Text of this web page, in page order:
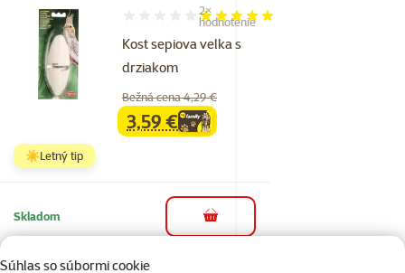
Súhlas so súbormi cookie
Kost sepiova velka s
drziakom
Hodnotenie 100%, počet hodnotení: 2
2×
hodnotenie
Bežná cena 4,29 €
familycena
3,59 €
☀️Letný tip
Skladom do košíka